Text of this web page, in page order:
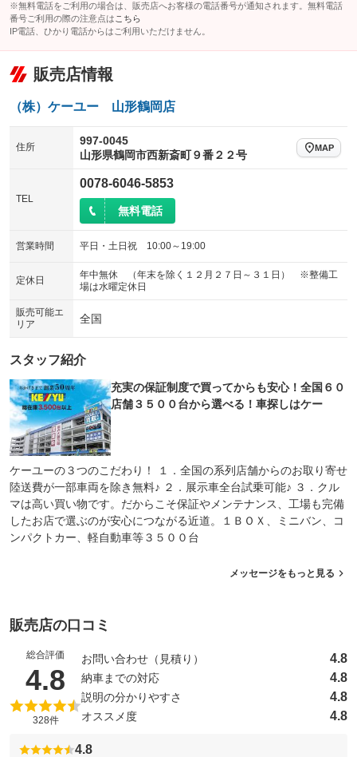
※無料電話をご利用の場合は、販売店へお客様の電話番号が通知されます。無料電話
番号ご利用の際の注意点は こちら
IP電話、ひかり電話からはご利用いただけません。
販売店情報
（株）ケーユー 山形鶴岡店
住所
997-0045
山形県鶴岡市西新斎町９番２２号
MAP
TEL
0078-6046-5853
無料電話
営業時間 平日・土日祝 10:00～19:00
定休日
年中無休 （年末を除く１２月２７日～３１日） ※整備工
場は水曜定休日
販売可能エ
リア
全国
スタッフ紹介
充実の保証制度で買ってからも安心！全国６０
店舗３５００台から選べる！車探しはケー
ケーユーの３つのこだわり！ １．全国の系列店舗からのお取り寄せ
陸送費が一部車両を除き無料♪ ２．展示車全台試乗可能♪ ３．クル
マは高い買い物です。だからこそ保証やメンテナンス、工場も完備
したお店で選ぶのが安心につながる近道。１ＢＯＸ、ミニバン、コ
ンパクトカー、軽自動車等３５００台
メッセージをもっと見る
販売店の口コミ
総合評価
4.8 （5点満点中）
328件
お問い合わせ（見積り） 4.8
納車までの対応 4.8
説明の分かりやすさ 4.8
オススメ度 4.8
4.8